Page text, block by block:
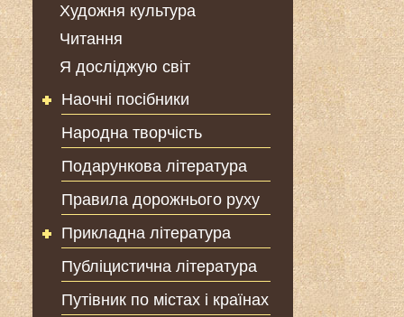
Художня культура
Читання
Я досліджую світ
Наочні посібники
Народна творчість
Подарункова література
Правила дорожнього руху
Прикладна література
Публіцистична література
Путівник по містах і країнах